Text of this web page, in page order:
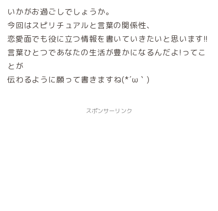
いかがお過ごしでしょうか。
今回はスピリチュアルと言葉の関係性、
恋愛面でも役に立つ情報を書いていきたいと思います!!
言葉ひとつであなたの生活が豊かになるんだよ!ってこ
とが
伝わるように願って書きますね(*´ω｀)
スポンサーリンク